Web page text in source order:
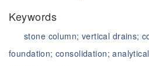
Keywords
stone column; vertical drains;
foundation;consolidation;